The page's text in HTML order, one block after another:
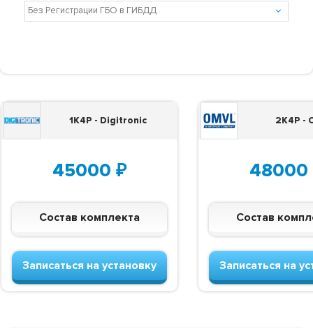
1K4P - Digitronic
45000 ₽
Состав комплекта
Записаться на установку
2K4P -
48000
Состав
Записаться на